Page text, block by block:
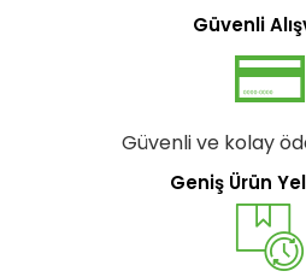
Güvenli
Güvenli ve kolay
Geniş Ürün